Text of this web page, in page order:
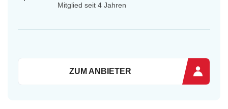
Mitglied seit 4 Jahren
ZUM ANBIETER